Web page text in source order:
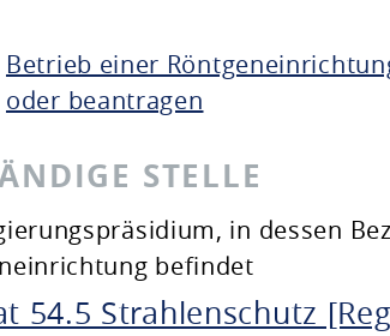
Betrieb einer
oder beantragen
STELLE
in dessen
befindet
54.5 Strahlenschutz